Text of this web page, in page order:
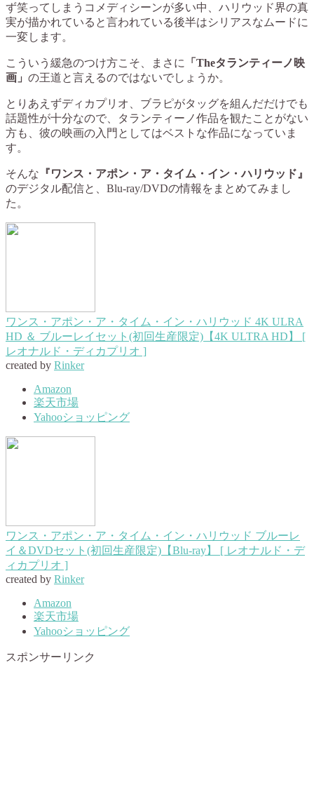
ず笑ってしまうコメディシーンが多い中、ハリウッド界の真
実が描かれていると言われている後半はシリアスなムードに
一変します。
こういう緩急のつけ方こそ、まさに 「Theタランティーノ映
画」 の王道と言えるのではないでしょうか。
とりあえずディカプリオ、ブラピがタッグを組んだだけでも
話題性が十分なので、タランティーノ作品を観たことがない
方も、彼の映画の入門としてはベストな作品になっていま
す。
そんな 『ワンス・アポン・ア・タイム・イン・ハリウッド』
のデジタル配信と、Blu-ray/DVDの情報をまとめてみまし
た。
ワンス・アポン・ア・タイム・イン・ハリウッド 4K ULRA
HD ＆ ブルーレイセット(初回生産限定)【4K ULTRA HD】 [
レオナルド・ディカプリオ ]
created by Rinker
Amazon
楽天市場
Yahooショッピング
ワンス・アポン・ア・タイム・イン・ハリウッド ブルーレ
イ＆DVDセット(初回生産限定)【Blu-ray】 [ レオナルド・デ
ィカプリオ ]
created by Rinker
Amazon
楽天市場
Yahooショッピング
スポンサーリンク